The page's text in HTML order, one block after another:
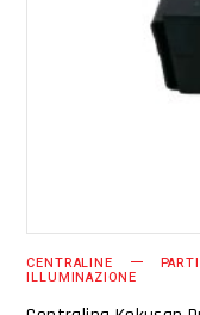
CENTRALINE
ILLUMINAZIONE